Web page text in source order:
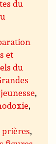
du
et
du
,
,
,